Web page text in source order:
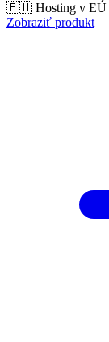
🇪🇺 Hosting v EÚ
Zobraziť produkt